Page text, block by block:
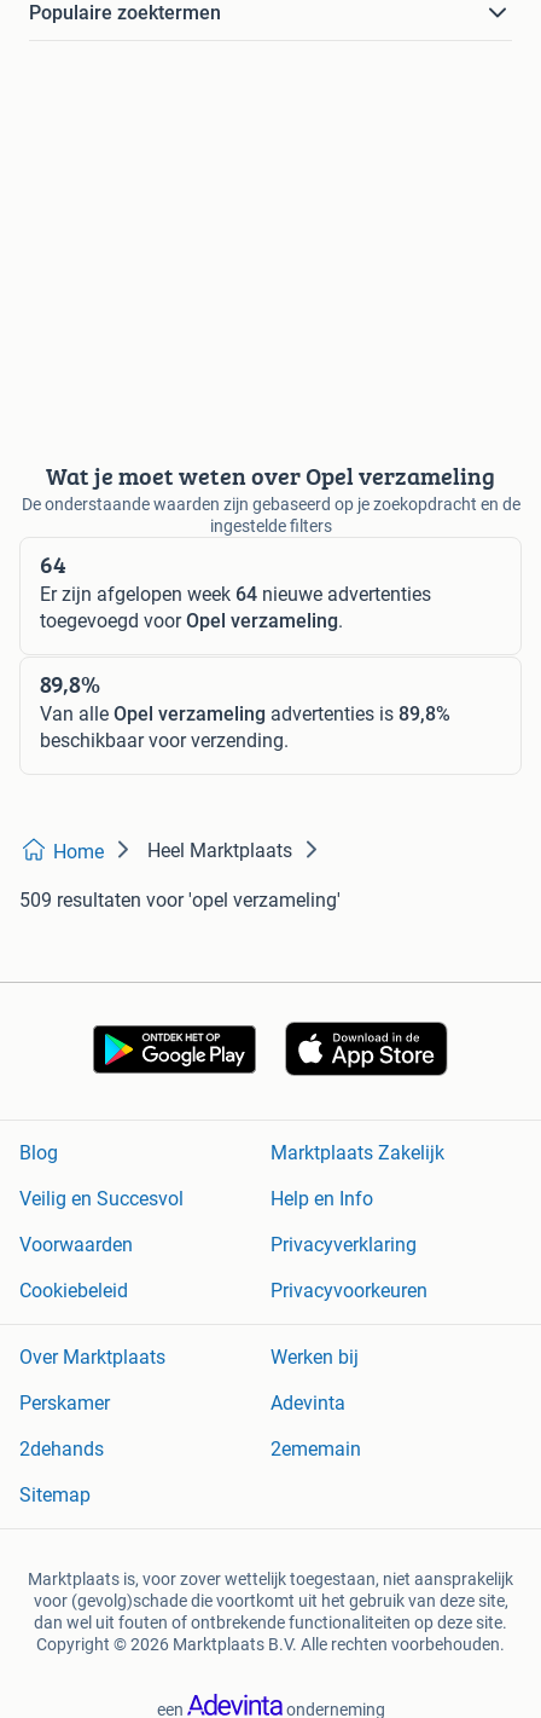
Populaire zoektermen
Wat je moet weten over Opel verzameling
De onderstaande waarden zijn gebaseerd op je zoekopdracht en de
ingestelde filters
64
Er zijn afgelopen week 64 nieuwe advertenties
toegevoegd voorOpel verzameling.
89,8%
Van alle Opel verzameling advertenties is 89,8%
beschikbaar voor verzending.
Home Heel Marktplaats
509 resultaten voor 'opel verzameling'
Blog
Marktplaats Zakelijk
Veilig en Succesvol
Help en Info
Voorwaarden
Privacyverklaring
Cookiebeleid
Privacyvoorkeuren
Over Marktplaats
Werken bij
Perskamer
Adevinta
2dehands
2ememain
Sitemap
Marktplaats is, voor zover wettelijk toegestaan, niet aansprakelijk
voor (gevolg)schade die voortkomt uit het gebruik van deze site,
dan wel uit fouten of ontbrekende functionaliteiten op deze site.
Copyright © 2026 Marktplaats B.V. Alle rechten voorbehouden.
een onderneming